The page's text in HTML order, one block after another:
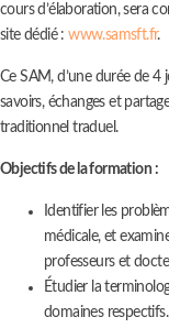
cours d’élaboration, sera
site dédié :www.samsft.fr.
Ce SAM, d’une durée de 4
savoirs, échanges et
traditionnel traduel.
Objectifs de la formation :
Identifier les
médicale, et
professeurs et
Étudier la
domaines respectifs.